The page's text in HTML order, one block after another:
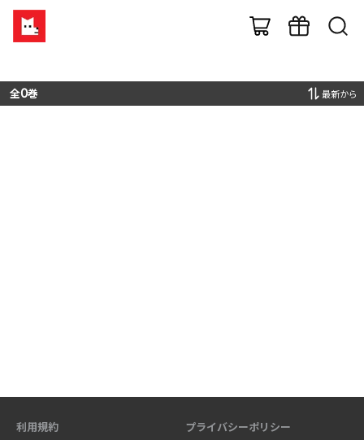
全0巻 最新から
利用規約 プライバシーポリシー